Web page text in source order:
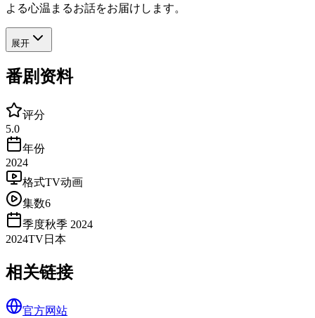
よる心温まるお話をお届けします。
展开
番剧资料
评分
5.0
年份
2024
格式TV动画
集数6
季度秋季 2024
2024TV日本
相关链接
官方网站